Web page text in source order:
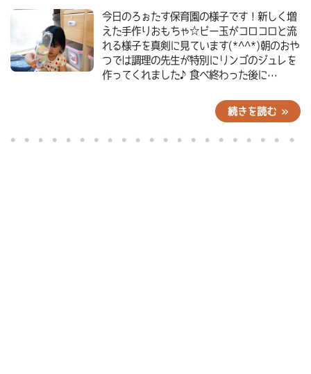
今日のろぉたす保育園の様子です！新しく増
えた手作りおもちゃ☆ビー玉がコロコロと流
れる様子を真剣に見ています(*^^*)朝のおや
つでは調理の先生が特別にリンゴのジュレを
作ってくれました♪食べ終わった後に…
続きを読む »